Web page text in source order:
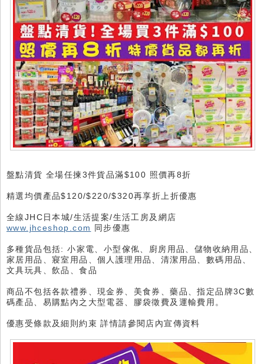
盤點清貨 全場任揀3件貨品滿$100 照價再8折
精選均價產品$120/$220/$320再享折上折優惠
全線JHC日本城/生活提案/生活工房及網店
www.jhceshop.com 同步優惠
多種貨品包括: 小家電、小型傢俬、廚房用品、儲物收納用品、
家居用品、寢室用品、個人護理用品、清潔用品、數碼用品、
文具玩具、飲品、食品
商品不包括各款禮券、現金券、美食券、藥品、指定品牌3C數
碼產品、易購點內之大型電器、膠袋徵費及運輸費用。
優惠受條款及細則約束 詳情請參閱店內宣傳資料